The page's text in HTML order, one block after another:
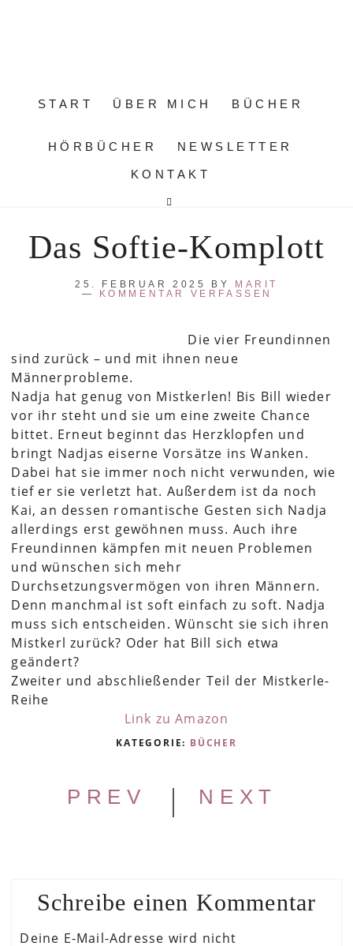
START ÜBER MICH BÜCHER
HÖRBÜCHER NEWSLETTER
KONTAKT
Das Softie-Komplott
25. FEBRUAR 2025 BY
MARIT
KOMMENTAR VERFASSEN
Die vier Freundinnen
sind zurück – und mit ihnen neue
Männerprobleme.
Nadja hat genug von Mistkerlen! Bis Bill wieder
vor ihr steht und sie um eine zweite Chance
bittet. Erneut beginnt das Herzklopfen und
bringt Nadjas eiserne Vorsätze ins Wanken.
Dabei hat sie immer noch nicht verwunden, wie
tief er sie verletzt hat. Außerdem ist da noch
Kai, an dessen romantische Gesten sich Nadja
allerdings erst gewöhnen muss. Auch ihre
Freundinnen kämpfen mit neuen Problemen
und wünschen sich mehr
Durchsetzungsvermögen von ihren Männern.
Denn manchmal ist soft einfach zu soft. Nadja
muss sich entscheiden. Wünscht sie sich ihren
Mistkerl zurück? Oder hat Bill sich etwa
geändert?
Zweiter und abschließender Teil der Mistkerle-
Reihe
Link zu Amazon
KATEGORIE: BÜCHER
PREV | NEXT
Schreibe einen Kommentar
Deine E-Mail-Adresse wird nicht